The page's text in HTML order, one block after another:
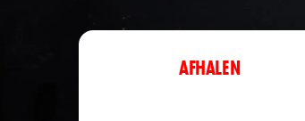
AFHALEN